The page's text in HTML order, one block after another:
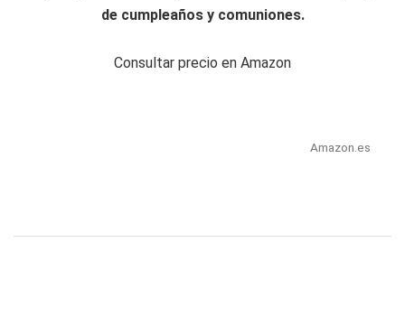
de cumpleaños y comuniones.
Consultar precio en Amazon
Amazon.es